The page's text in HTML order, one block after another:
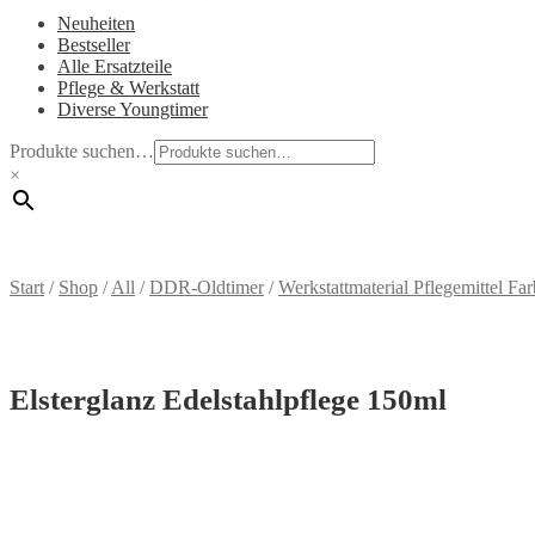
Neuheiten
Bestseller
Alle Ersatzteile
Pflege & Werkstatt
Diverse Youngtimer
Produkte suchen…
×
Start / Shop /All /DDR-Oldtimer/Werkstattmaterial Pflegemittel
Elsterglanz Edelstahlpflege 150ml